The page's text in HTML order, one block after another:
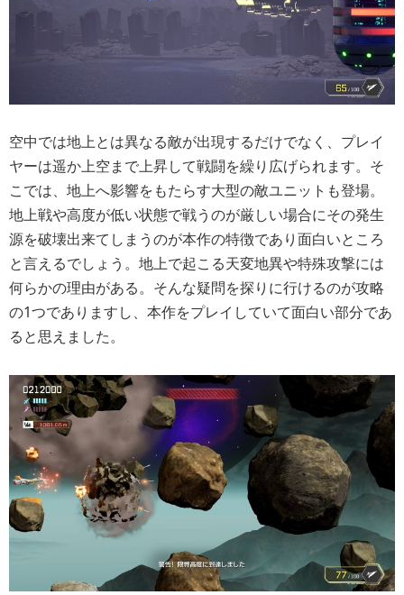
空中では地上とは異なる敵が出現するだけでなく、プレイ
ヤーは遥か上空まで上昇して戦闘を繰り広げられます。そ
こでは、地上へ影響をもたらす大型の敵ユニットも登場。
地上戦や高度が低い状態で戦うのが厳しい場合にその発生
源を破壊出来てしまうのが本作の特徴であり面白いところ
と言えるでしょう。地上で起こる天変地異や特殊攻撃には
何らかの理由がある。そんな疑問を探りに行けるのが攻略
の1つでありますし、本作をプレイしていて面白い部分であ
ると思えました。